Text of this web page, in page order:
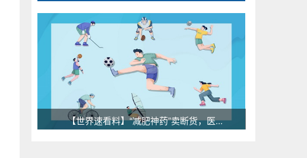
【世界速看料】“减肥神药”卖断货，医...